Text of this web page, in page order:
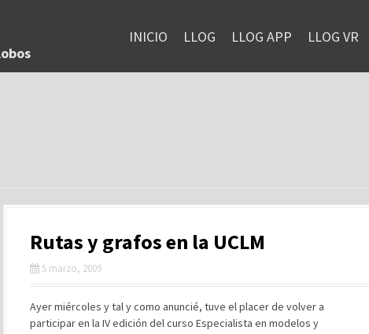
INICIO LLOG LLOG APP LLOG VR
Rutas y grafos en la UCLM
5 marzo, 2009
Ayer miércoles y tal y como anuncié, tuve el placer de volver a
participar en la IV edición del curso Especialista en modelos y